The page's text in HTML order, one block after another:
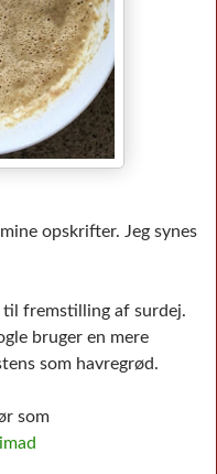
opskrifter. Jeg synes
til fremstilling af surdej.
bruger en mere
som havregrød.
som